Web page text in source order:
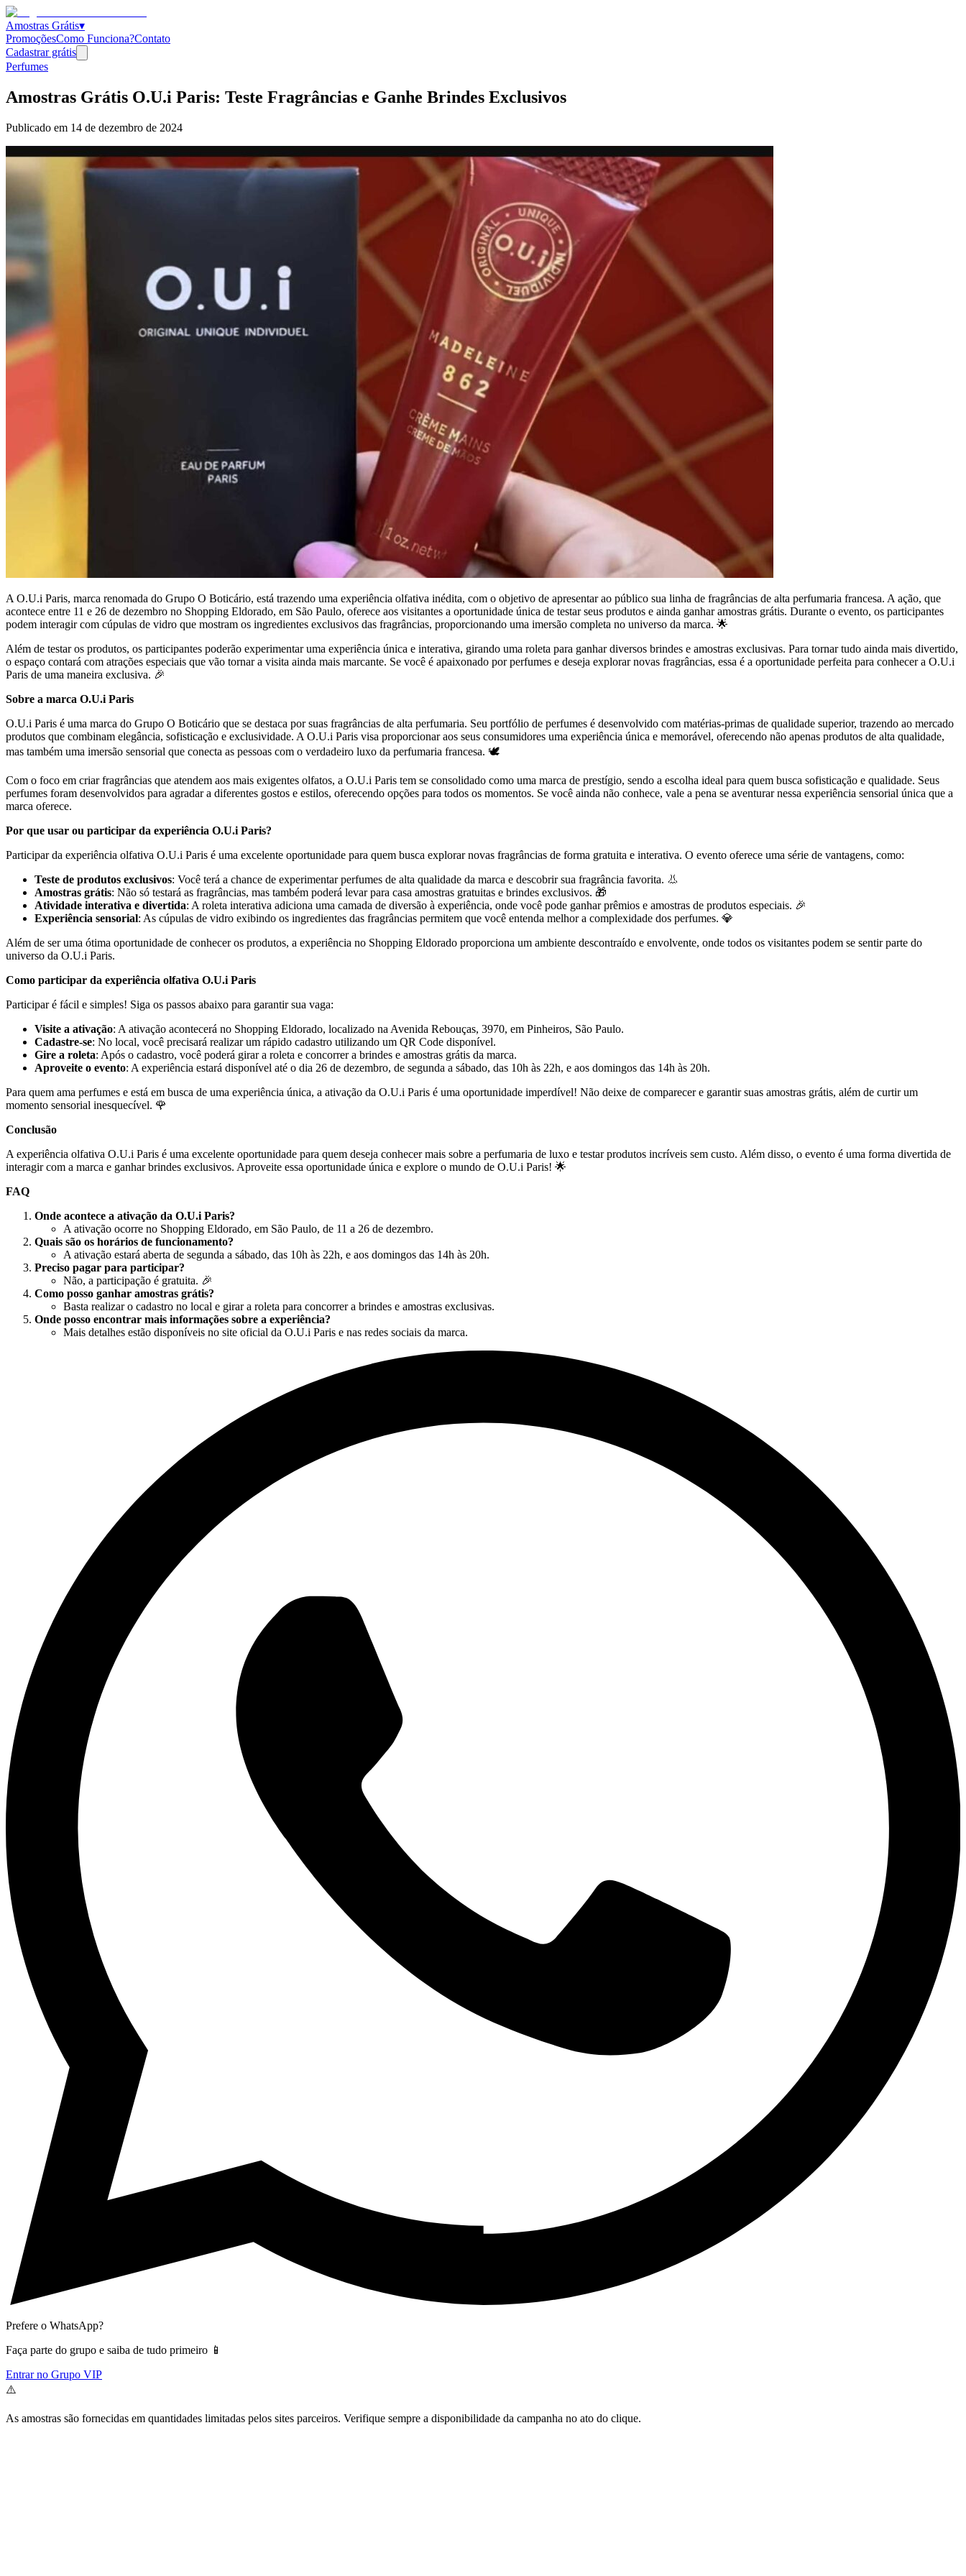
Amostras Grátis▾
PromoçõesComo Funciona?Contato
Cadastrar grátis
Perfumes
Amostras Grátis O.U.i Paris: Teste Fragrâncias e Ganhe Brindes Exclusivos
Publicado em 14 de dezembro de 2024
A O.U.i Paris, marca renomada do Grupo O Boticário, está trazendo uma experiência olfativa inédita, com o objetivo de apresentar ao público sua linha de fragrâncias de alta perfumaria francesa. A ação, que
acontece entre 11 e 26 de dezembro no Shopping Eldorado, em São Paulo, oferece aos visitantes a oportunidade única de testar seus produtos e ainda ganhar amostras grátis. Durante o evento, os participantes
podem interagir com cúpulas de vidro que mostram os ingredientes exclusivos das fragrâncias, proporcionando uma imersão completa no universo da marca. 🌟
Além de testar os produtos, os participantes poderão experimentar uma experiência única e interativa, girando uma roleta para ganhar diversos brindes e amostras exclusivas. Para tornar tudo ainda mais divertido,
o espaço contará com atrações especiais que vão tornar a visita ainda mais marcante. Se você é apaixonado por perfumes e deseja explorar novas fragrâncias, essa é a oportunidade perfeita para conhecer a O.U.i
Paris de uma maneira exclusiva. 🎉
Sobre a marca O.U.i Paris
O.U.i Paris é uma marca do Grupo O Boticário que se destaca por suas fragrâncias de alta perfumaria. Seu portfólio de perfumes é desenvolvido com matérias-primas de qualidade superior, trazendo ao mercado
produtos que combinam elegância, sofisticação e exclusividade. A O.U.i Paris visa proporcionar aos seus consumidores uma experiência única e memorável, oferecendo não apenas produtos de alta qualidade,
mas também uma imersão sensorial que conecta as pessoas com o verdadeiro luxo da perfumaria francesa. 🕊️
Com o foco em criar fragrâncias que atendem aos mais exigentes olfatos, a O.U.i Paris tem se consolidado como uma marca de prestígio, sendo a escolha ideal para quem busca sofisticação e qualidade. Seus
perfumes foram desenvolvidos para agradar a diferentes gostos e estilos, oferecendo opções para todos os momentos. Se você ainda não conhece, vale a pena se aventurar nessa experiência sensorial única que a
marca oferece.
Por que usar ou participar da experiência O.U.i Paris?
Participar da experiência olfativa O.U.i Paris é uma excelente oportunidade para quem busca explorar novas fragrâncias de forma gratuita e interativa. O evento oferece uma série de vantagens, como:
Teste de produtos exclusivos: Você terá a chance de experimentar perfumes de alta qualidade da marca e descobrir sua fragrância favorita. 👃
Amostras grátis: Não só testará as fragrâncias, mas também poderá levar para casa amostras gratuitas e brindes exclusivos. 🎁
Atividade interativa e divertida: A roleta interativa adiciona uma camada de diversão à experiência, onde você pode ganhar prêmios e amostras de produtos especiais. 🎉
Experiência sensorial: As cúpulas de vidro exibindo os ingredientes das fragrâncias permitem que você entenda melhor a complexidade dos perfumes. 💎
Além de ser uma ótima oportunidade de conhecer os produtos, a experiência no Shopping Eldorado proporciona um ambiente descontraído e envolvente, onde todos os visitantes podem se sentir parte do
universo da O.U.i Paris.
Como participar da experiência olfativa O.U.i Paris
Participar é fácil e simples! Siga os passos abaixo para garantir sua vaga:
Visite a ativação: A ativação acontecerá no Shopping Eldorado, localizado na Avenida Rebouças, 3970, em Pinheiros, São Paulo.
Cadastre-se: No local, você precisará realizar um rápido cadastro utilizando um QR Code disponível.
Gire a roleta: Após o cadastro, você poderá girar a roleta e concorrer a brindes e amostras grátis da marca.
Aproveite o evento: A experiência estará disponível até o dia 26 de dezembro, de segunda a sábado, das 10h às 22h, e aos domingos das 14h às 20h.
Para quem ama perfumes e está em busca de uma experiência única, a ativação da O.U.i Paris é uma oportunidade imperdível! Não deixe de comparecer e garantir suas amostras grátis, além de curtir um
momento sensorial inesquecível. 🌹
Conclusão
A experiência olfativa O.U.i Paris é uma excelente oportunidade para quem deseja conhecer mais sobre a perfumaria de luxo e testar produtos incríveis sem custo. Além disso, o evento é uma forma divertida de
interagir com a marca e ganhar brindes exclusivos. Aproveite essa oportunidade única e explore o mundo de O.U.i Paris! 🌟
FAQ
Onde acontece a ativação da O.U.i Paris?
A ativação ocorre no Shopping Eldorado, em São Paulo, de 11 a 26 de dezembro.
Quais são os horários de funcionamento?
A ativação estará aberta de segunda a sábado, das 10h às 22h, e aos domingos das 14h às 20h.
Preciso pagar para participar?
Não, a participação é gratuita. 🎉
Como posso ganhar amostras grátis?
Basta realizar o cadastro no local e girar a roleta para concorrer a brindes e amostras exclusivas.
Onde posso encontrar mais informações sobre a experiência?
Mais detalhes estão disponíveis no site oficial da O.U.i Paris e nas redes sociais da marca.
Prefere o WhatsApp?
Faça parte do grupo e saiba de tudo primeiro 📱
Entrar no Grupo VIP
⚠️
As amostras são fornecidas em quantidades limitadas pelos sites parceiros. Verifique sempre a disponibilidade da campanha no ato do clique.